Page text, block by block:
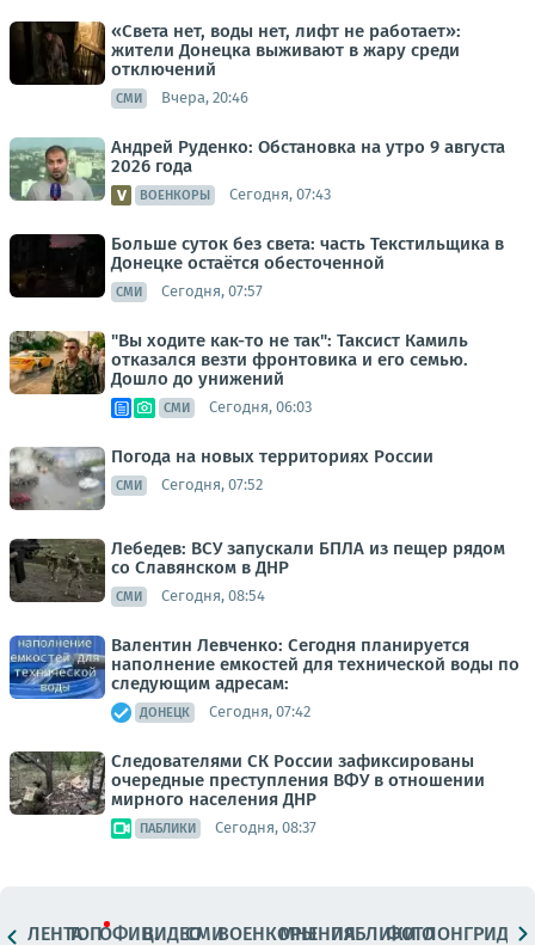
«Света нет, воды нет, лифт не работает»:
жители Донецка выживают в жару среди
отключений
СМИ Вчера, 20:46
Андрей Руденко: Обстановка на утро 9 августа
2026 года
ВОЕНКОРЫ Сегодня, 07:43
Больше суток без света: часть Текстильщика в
Донецке остаётся обесточенной
СМИ Сегодня, 07:57
"Вы ходите как-то не так": Таксист Камиль
отказался везти фронтовика и его семью.
Дошло до унижений
СМИ Сегодня, 06:03
Погода на новых территориях России
СМИ Сегодня, 07:52
Лебедев: ВСУ запускали БПЛА из пещер рядом
со Славянском в ДНР
СМИ Сегодня, 08:54
Валентин Левченко: Сегодня планируется
наполнение емкостей для технической воды по
следующим адресам:
ДОНЕЦК Сегодня, 07:42
Следователями СК России зафиксированы
очередные преступления ВФУ в отношении
мирного населения ДНР
ПАБЛИКИ Сегодня, 08:37
ЛЕНТАТОПОФИЦ.ВИДЕОСМИВОЕНКОРЫМНЕНИЯПАБЛИКИ
ФОТОЛОНГРИДЫ